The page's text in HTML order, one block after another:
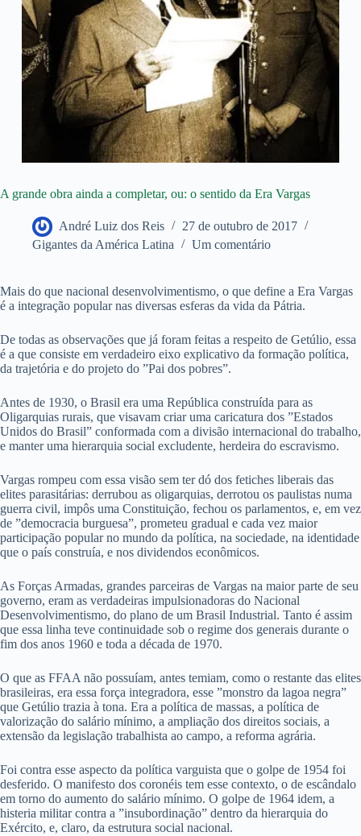
A grande obra ainda a completar, ou: o sentido da Era Vargas
André Luiz dos Reis
27 de outubro de 2017
Gigantes da América Latina
Um comentário
Mais do que nacional desenvolvimentismo, o que define a Era Vargas
é a integração popular nas diversas esferas da vida da Pátria.
De todas as observações que já foram feitas a respeito de Getúlio, essa
é a que consiste em verdadeiro eixo explicativo da formação política,
da trajetória e do projeto do ”Pai dos pobres”.
Antes de 1930, o Brasil era uma República construída para as
Oligarquias rurais, que visavam criar uma caricatura dos ”Estados
Unidos do Brasil” conformada com a divisão internacional do trabalho,
e manter uma hierarquia social excludente, herdeira do escravismo.
Vargas rompeu com essa visão sem ter dó dos fetiches liberais das
elites parasitárias: derrubou as oligarquias, derrotou os paulistas numa
guerra civil, impôs uma Constituição, fechou os parlamentos, e, em vez
de ”democracia burguesa”, prometeu gradual e cada vez maior
participação popular no mundo da política, na sociedade, na identidade
que o país construía, e nos dividendos econômicos.
As Forças Armadas, grandes parceiras de Vargas na maior parte de seu
governo, eram as verdadeiras impulsionadoras do Nacional
Desenvolvimentismo, do plano de um Brasil Industrial. Tanto é assim
que essa linha teve continuidade sob o regime dos generais durante o
fim dos anos 1960 e toda a década de 1970.
O que as FFAA não possuíam, antes temiam, como o restante das elites
brasileiras, era essa força integradora, esse ”monstro da lagoa negra”
que Getúlio trazia à tona. Era a política de massas, a política de
valorização do salário mínimo, a ampliação dos direitos sociais, a
extensão da legislação trabalhista ao campo, a reforma agrária.
Foi contra esse aspecto da política varguista que o golpe de 1954 foi
desferido. O manifesto dos coronéis tem esse contexto, o de escândalo
em torno do aumento do salário mínimo. O golpe de 1964 idem, a
histeria militar contra a ”insubordinação” dentro da hierarquia do
Exército, e, claro, da estrutura social nacional.